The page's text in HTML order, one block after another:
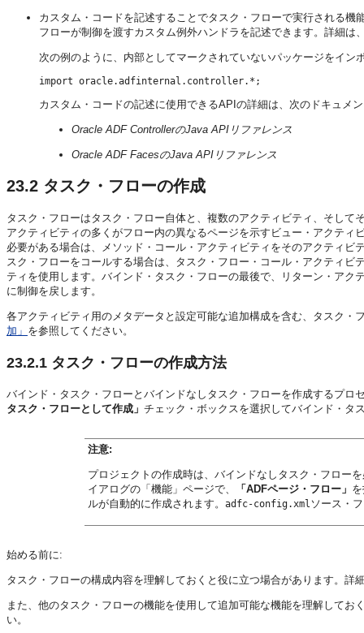
カスタム・コードを記述することでタスク・フローで実行される
フローが制御を渡すカスタム例外ハンドラを記述できます。詳細は
次の例のように、内部としてマークされていないパッケージをイ
import oracle.adfinternal.controller.*;
カスタム・コードの記述に使用できるAPIの詳細は、次のドキュメ
Oracle ADF ControllerのJava APIリファレンス
Oracle ADF FacesのJava APIリファレンス
23.2 タスク・フローの作成
タスク・フローはタスク・フロー自体と、複数のアクティビティ、そし
アクティビティの多くがフロー内の異なるページを示すビュー・アクテ
必要がある場合は、メソッド・コール・アクティビティをそのアクティ
スク・フローをコールする場合は、タスク・フロー・コール・アクティ
ティを使用します。バインド・タスク・フローの最後で、リターン・ア
に制御を戻します。
各アクティビティ用のメタデータと設定可能な追加構成を含む、タスク・
加」 を参照してください。
23.2.1 タスク・フローの作成方法
バインド・タスク・フローとバインドなしタスク・フローを作成するプ
タスク・フローとして作成」 チェック・ボックスを選択してバインド・タ
注意:
プロジェクトの作成時は、バインドなしタスク・フロー
イアログの「機能」ページで、
「ADFページ・フロー」
ルが自動的に作成されます。 adfc-config.xml ソース・
始める前に:
タスク・フローの構成内容を理解しておくと役に立つ場合があります。詳
また、他のタスク・フローの機能を使用して追加可能な機能を理解してお
い。